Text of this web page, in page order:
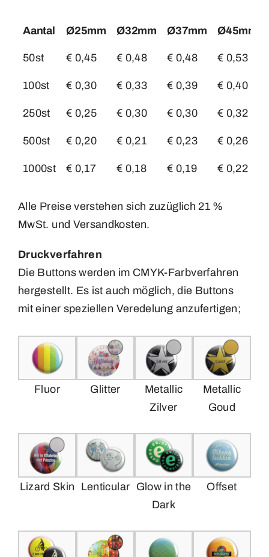
Aantal Ø25mm Ø32mm Ø37mm Ø45mm
Aantal
Ø25mm Ø32mm Ø37mm Ø45mm
50st € 0,45 € 0,48 € 0,48 € 0,53
100st € 0,30 € 0,33 € 0,39 € 0,40
250st € 0,25 € 0,30 € 0,30 € 0,32
500st € 0,20 € 0,21 € 0,23 € 0,26
1000st € 0,17 € 0,18 € 0,19 € 0,22
Alle Preise verstehen sich zuzüglich 21 %
MwSt. und Versandkosten.
Druckverfahren
Die Buttons werden im CMYK-Farbverfahren
hergestellt. Es ist auch möglich, die Buttons
mit einer speziellen Veredelung anzufertigen;
Fluor Glitter
Metallic
Zilver
Metallic
Goud
Lizard Skin Lenticular Glow in the
Dark
Offset